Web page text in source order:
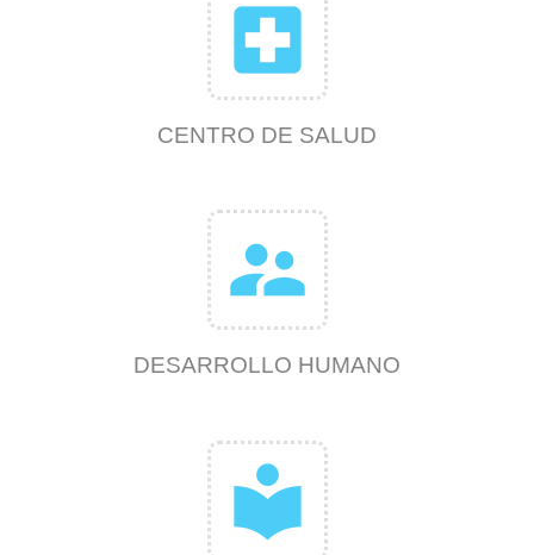
local_hospital
CENTRO DE SALUD
supervisor_account
DESARROLLO HUMANO
local_library